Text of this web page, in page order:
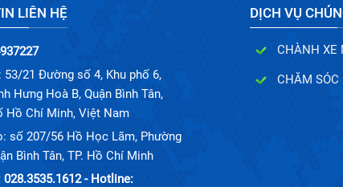
LIÊN HỆ
53/21 Đường số 4, Khu phố 6,
Hưng Hoà B, Quận Bình Tân,
Hồ Chí Minh, Việt Nam
số 207/56 Hồ Học Lãm, Phường
Bình Tân, TP. Hồ Chí Minh
- Hotline:
DỊCH VỤ
CHÀNH XE
CHĂM